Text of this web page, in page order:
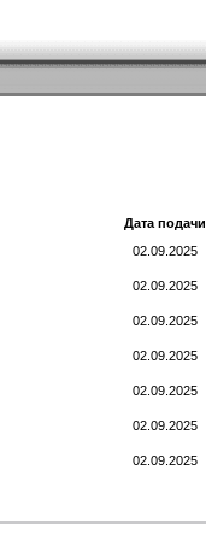
Дата подачи
02.09.2025
02.09.2025
02.09.2025
02.09.2025
02.09.2025
02.09.2025
02.09.2025